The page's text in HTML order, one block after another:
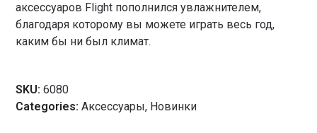
аксессуаров Flight пополнился увлажнителем,
благодаря которому вы можете играть весь год,
каким бы ни был климат.
SKU: 6080
Categories: Аксессуары, Новинки